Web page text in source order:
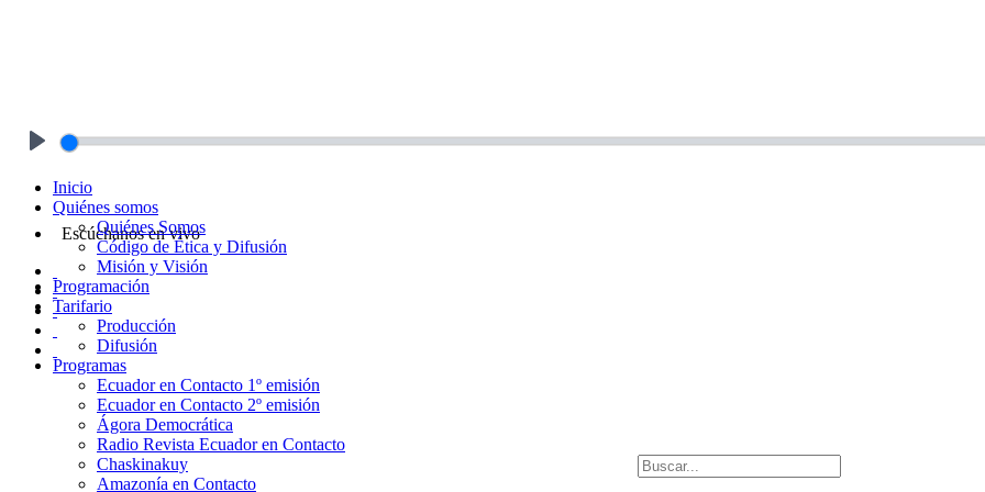
Escúchanos en vivo
Inicio
Quiénes somos
Quiénes Somos
Código de Ética y Difusión
Misión y Visión
Programación
Tarifario
Producción
Difusión
Programas
Ecuador en Contacto 1º emisión
Ecuador en Contacto 2º emisión
Ágora Democrática
Radio Revista Ecuador en Contacto
Chaskinakuy
Amazonía en Contacto